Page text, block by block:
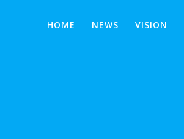
HOME NEWS VISION